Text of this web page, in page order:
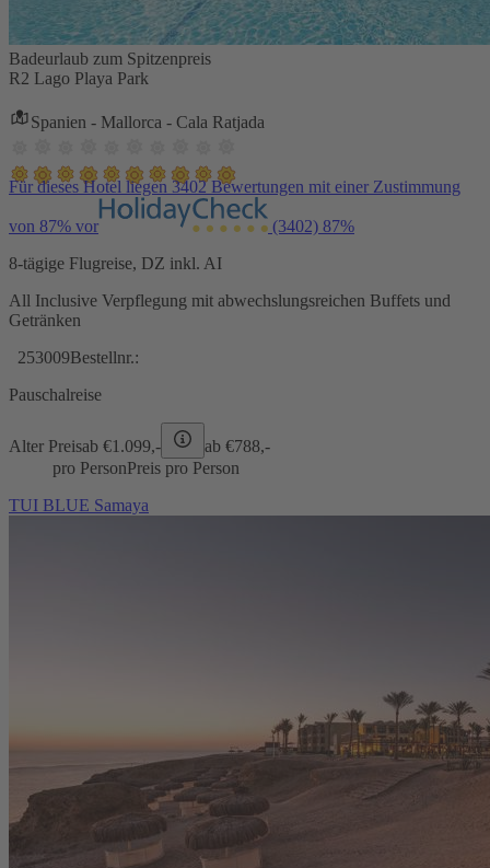
Badeurlaub zum Spitzenpreis
R2 Lago Playa Park
Spanien - Mallorca - Cala Ratjada
Für dieses Hotel liegen 3402 Bewertungen mit einer Zustimmung
von 87% vor (3402) 87%
8-tägige Flugreise, DZ inkl. AI
All Inclusive Verpflegung mit abwechslungsreichen Buffets und
Getränken
253009Bestellnr.:
Pauschalreise
Alter Preisab €1.099,- ab €788,-
pro PersonPreis pro Person
TUI BLUE Samaya